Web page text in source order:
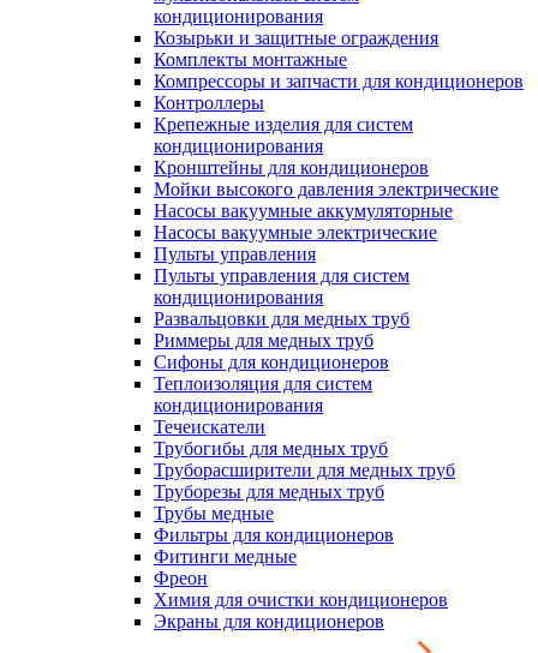
кондиционирования
Козырьки и защитные ограждения
Комплекты монтажные
Компрессоры и запчасти для кондиционеров
Контроллеры
Крепежные изделия для систем
кондиционирования
Кронштейны для кондиционеров
Мойки высокого давления электрические
Насосы вакуумные аккумуляторные
Насосы вакуумные электрические
Пульты управления
Пульты управления для систем
кондиционирования
Развальцовки для медных труб
Риммеры для медных труб
Сифоны для кондиционеров
Теплоизоляция для систем
кондиционирования
Течеискатели
Трубогибы для медных труб
Труборасширители для медных труб
Труборезы для медных труб
Трубы медные
Фильтры для кондиционеров
Фитинги медные
Фреон
Химия для очистки кондиционеров
Экраны для кондиционеров